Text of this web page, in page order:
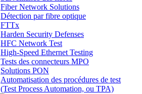
Fiber Network Solutions
Détection par fibre optique
FTTx
Harden Security Defenses
HFC Network Test
High-Speed Ethernet Testing
Tests des connecteurs MPO
Solutions PON
Automatisation des procédures de test
(Test Process Automation, ou TPA)